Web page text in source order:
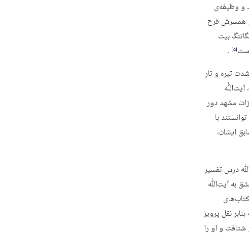
و وظیفه‌ی
و همسرش فرح
بیت
‏[۵]‎
.
تیره و تار
آیت‌ﷲ
مشهد دور
با
ایشان،
درس تفسیر
به آیت‌ﷲ
نقل پرویز
و او را